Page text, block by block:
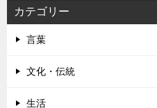
シ
ョ
カテゴリー
言葉
文化・伝統
生活